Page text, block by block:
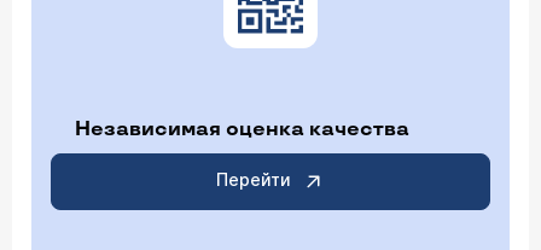
Независимая оценка качества
Перейти